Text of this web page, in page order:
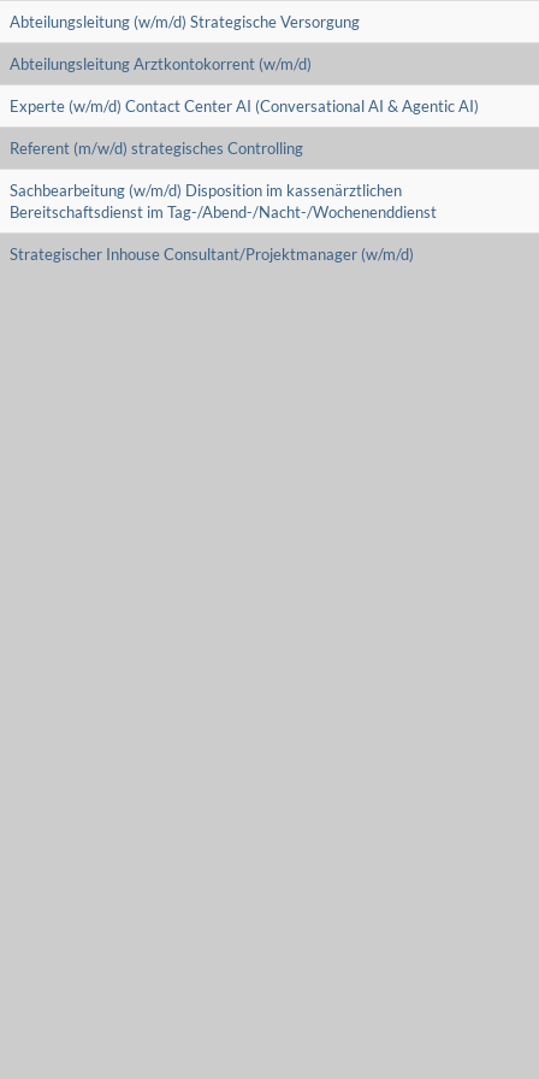
Abteilungsleitung (w/m/d) Strategische Versorgung
Abteilungsleitung Arztkontokorrent (w/m/d)
Experte (w/m/d) Contact Center AI (Conversational AI & Agentic AI)
Referent (m/w/d) strategisches Controlling
Sachbearbeitung (w/m/d) Disposition im kassenärztlichen
Bereitschaftsdienst im Tag-/Abend-/Nacht-/Wochenenddienst
Strategischer Inhouse Consultant/Projektmanager (w/m/d)